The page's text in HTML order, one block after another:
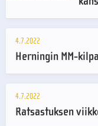
4.7.2022
Herningin MM-
4.7.2022
Ratsastuksen